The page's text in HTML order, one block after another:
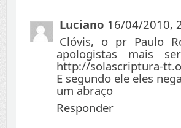
Luciano 16/04/2010,
Clóvis, o pr Paulo
apologistas mais
http://solascriptura-
E segundo ele eles
um abraço
Responder